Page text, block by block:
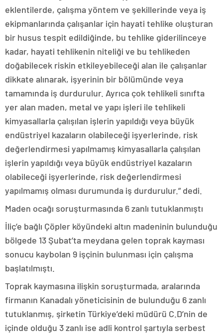
eklentilerde, çalışma yöntem ve şekillerinde veya iş
ekipmanlarında çalışanlar için hayati tehlike oluşturan
bir husus tespit edildiğinde, bu tehlike giderilinceye
kadar, hayati tehlikenin niteliği ve bu tehlikeden
doğabilecek riskin etkileyebileceği alan ile çalışanlar
dikkate alınarak, işyerinin bir bölümünde veya
tamamında iş durdurulur. Ayrıca çok tehlikeli sınıfta
yer alan maden, metal ve yapı işleri ile tehlikeli
kimyasallarla çalışılan işlerin yapıldığı veya büyük
endüstriyel kazaların olabileceği işyerlerinde, risk
değerlendirmesi yapılmamış kimyasallarla çalışılan
işlerin yapıldığı veya büyük endüstriyel kazaların
olabileceği işyerlerinde, risk değerlendirmesi
yapılmamış olması durumunda iş durdurulur.” dedi.
Maden ocağı soruşturmasında 6 zanlı tutuklanmıştı
İliç’e bağlı Çöpler köyündeki altın madeninin bulunduğu
bölgede 13 Şubat’ta meydana gelen toprak kayması
sonucu kaybolan 9 işçinin bulunması için çalışma
başlatılmıştı.
Toprak kaymasına ilişkin soruşturmada, aralarında
firmanın Kanadalı yöneticisinin de bulunduğu 6 zanlı
tutuklanmış, şirketin Türkiye’deki müdürü C.D’nin de
içinde olduğu 3 zanlı ise adli kontrol şartıyla serbest